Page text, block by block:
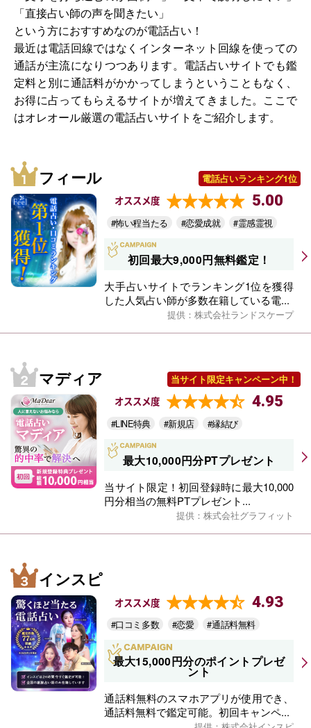
「直接占い師の声を聞きたい」
という方におすすめなのが電話占い！
最近は電話回線ではなくインターネット回線を使っての
通話が主流になりつつあります。電話占いサイトでも鑑
定料と別に通話料がかかってしまうということもなく、
お得に占ってもらえるサイトが増えてきました。ここで
はオレオール厳選の電話占いサイトをご紹介します。
フィール 電話占いランキング1位
オススメ度 5.00
#怖い程当たる #恋愛成就 #霊感霊視
初回最大9,000円無料鑑定！
大手占いサイトでランキング1位を獲得
した人気占い師が多数在籍している電...
提供：株式会社ランドスケープ
マディア 当サイト限定キャンペーン中！
オススメ度 4.95
#LINE特典 #新規店 #縁結び
最大10,000円分PTプレゼント
当サイト限定！初回登録時に最大10,000
円分相当の無料PTプレゼント...
提供：株式会社グラフィット
インスピ
オススメ度 4.93
#口コミ多数 #恋愛 #通話料無料
最大15,000円分のポイントプレゼ
ント
通話料無料のスマホアプリが使用でき、
通話料無料で鑑定可能。初回キャンペ...